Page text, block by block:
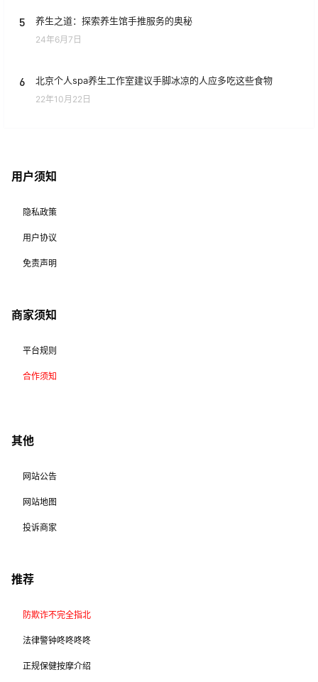
5 养生之道：探索养生馆手推服务的奥秘
24年6月7日
6 北京个人spa养生工作室建议手脚冰凉的人应多吃这些食物
22年10月22日
用户须知
隐私政策
用户协议
免责声明
商家须知
平台规则
合作须知
其他
网站公告
网站地图
投诉商家
推荐
防欺诈不完全指北
法律警钟咚咚咚咚
正规保健按摩介绍